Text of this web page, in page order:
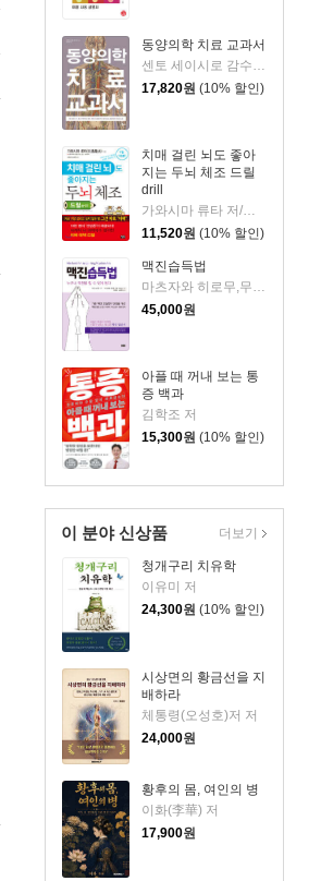
동양의학 치료 교과서
센토 세이시로 감수/장은정 역
17,820원 (10% 할인)
치매 걸린 뇌도 좋아
지는 두뇌 체조 드릴
drill
가와시마 류타 저/이주관,오시연 역
11,520원 (10% 할인)
맥진습득법
마츠자와 히로무,무토 아츠코 저/기도 마사오 편저/유준상,노혜경 역
45,000원
아플 때 꺼내 보는 통
증 백과
김학조 저
15,300원 (10% 할인)
이 분야 신상품
청개구리 치유학
이유미 저
24,300원 (10% 할인)
시상면의 황금선을 지
배하라
체통령(오성호)저 저
24,000원
황후의 몸, 여인의 병
이화(李華) 저
17,900원
더보기
팬하우스